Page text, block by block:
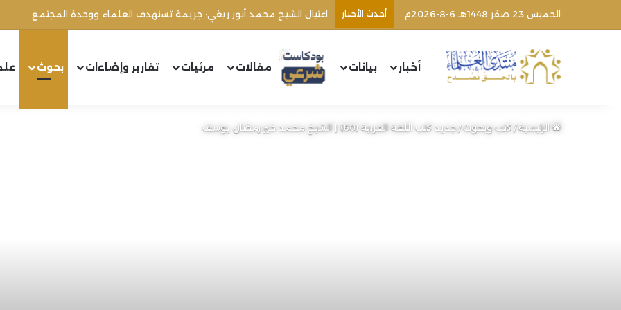
الخميس 23 صفر 1448هـ 6-8-2026م أحدث الأخبار
أخبار بيانات مقالات مرئيات تقارير وإضاءات بحوث
الرئيسية/كتب وبحوث/جديد كتب اللغة العربية (60) | الشيخ محمد خير رمضان يوسف